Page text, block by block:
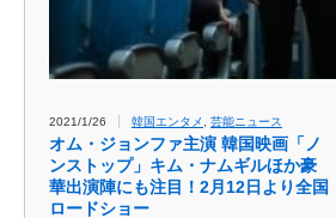
2021/1/26 韓国エンタメ 芸能ニュース
オム・ジョンファ主演 韓国映画「ノ
ンストップ」キム・ナムギルほか豪
華出演陣にも注目！2月12日より全国
ロードショー